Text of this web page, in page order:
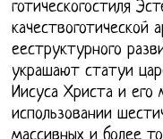
готическогостиля
качествоготической
ееструктурного
украшают статуи
Иисуса Христа и
использовании